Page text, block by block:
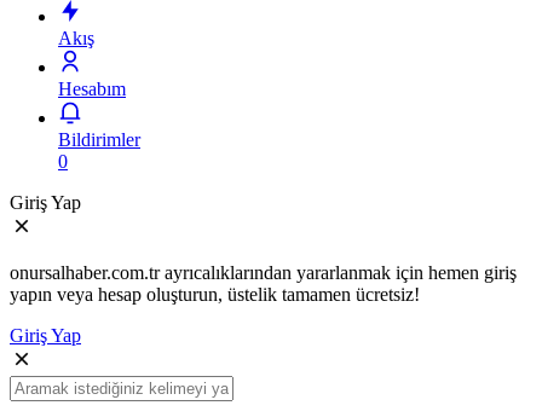
Akış
Hesabım
Bildirimler
0
Giriş Yap
onursalhaber.com.tr ayrıcalıklarından yararlanmak için hemen giriş
yapın veya hesap oluşturun, üstelik tamamen ücretsiz!
Giriş Yap